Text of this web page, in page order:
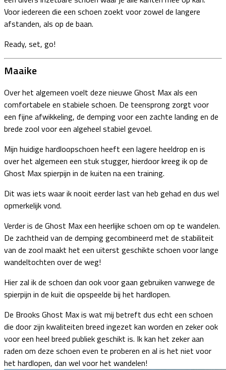
Voor iedereen die een schoen zoekt voor zowel de langere
afstanden, als op de baan.
Ready, set, go!
Maaike
Over het algemeen voelt deze nieuwe Ghost Max als een
comfortabele en stabiele schoen. De teensprong zorgt voor
een fijne afwikkeling, de demping voor een zachte landing en de
brede zool voor een algeheel stabiel gevoel.
Mijn huidige hardloopschoen heeft een lagere heeldrop en is
over het algemeen een stuk stugger, hierdoor kreeg ik op de
Ghost Max spierpijn in de kuiten na een training.
Dit was iets waar ik nooit eerder last van heb gehad en dus wel
opmerkelijk vond.
Verder is de Ghost Max een heerlijke schoen om op te wandelen.
De zachtheid van de demping gecombineerd met de stabiliteit
van de zool maakt het een uiterst geschikte schoen voor lange
wandeltochten over de weg!
Hier zal ik de schoen dan ook voor gaan gebruiken vanwege de
spierpijn in de kuit die opspeelde bij het hardlopen.
De Brooks Ghost Max is wat mij betreft dus echt een schoen
die door zijn kwaliteiten breed ingezet kan worden en zeker ook
voor een heel breed publiek geschikt is. Ik kan het zeker aan
raden om deze schoen even te proberen en al is het niet voor
het hardlopen, dan wel voor het wandelen!